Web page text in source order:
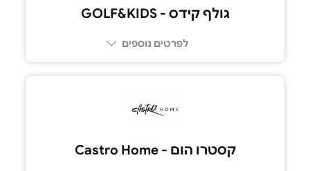
גולף קידס - GOLF&KIDS
לפרטים נוספים
קסטרו הום - Castro Home